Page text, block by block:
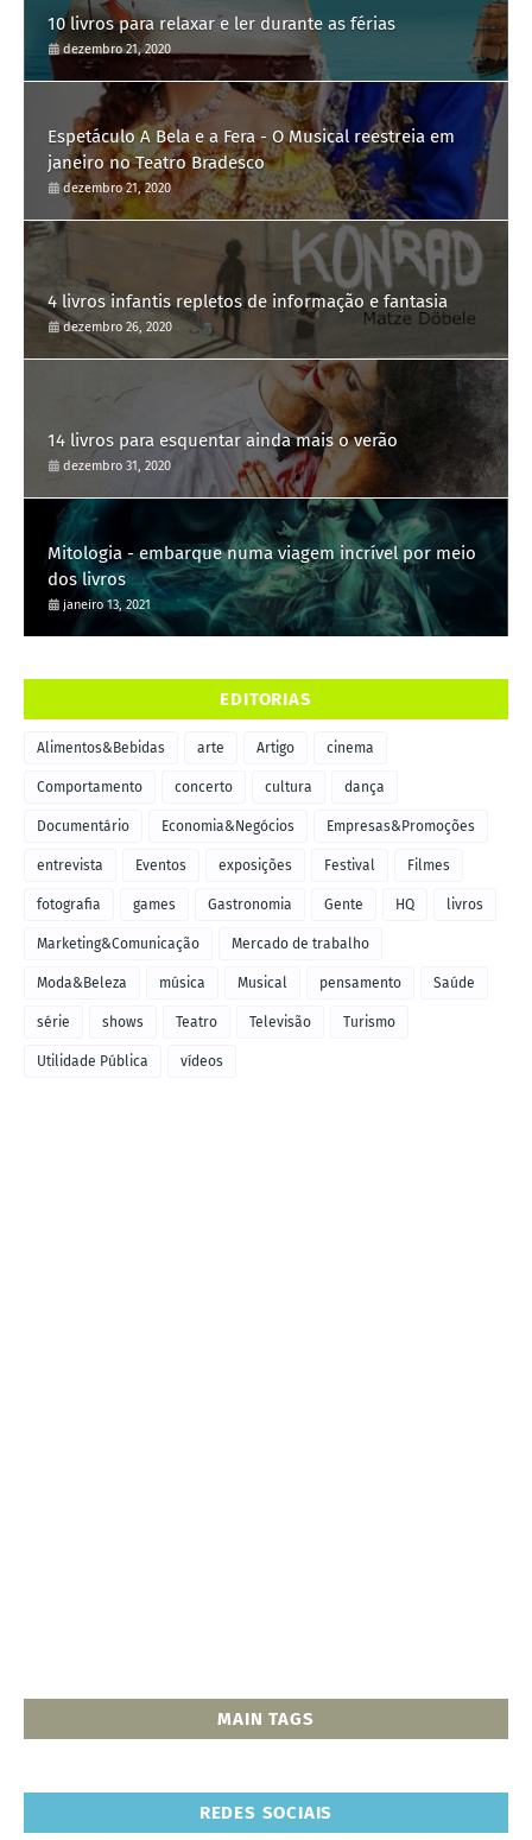
10 livros para relaxar e ler durante as férias
dezembro 21, 2020
Espetáculo A Bela e a Fera - O Musical reestreia em
janeiro no Teatro Bradesco
dezembro 21, 2020
4 livros infantis repletos de informação e fantasia
dezembro 26, 2020
14 livros para esquentar ainda mais o verão
dezembro 31, 2020
Mitologia - embarque numa viagem incrível por meio
dos livros
janeiro 13, 2021
EDITORIAS
Alimentos&Bebidas arte Artigo cinema
Comportamento concerto cultura dança
Documentário Economia&Negócios Empresas&Promoções
entrevista Eventos exposições Festival Filmes
fotografia games Gastronomia Gente HQ livros
Marketing&Comunicação Mercado de trabalho
Moda&Beleza música Musical pensamento Saúde
série shows Teatro Televisão Turismo
Utilidade Pública vídeos
MAIN TAGS
REDES SOCIAIS